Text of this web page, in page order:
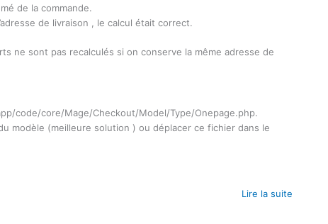
de la commande.
de livraison , le calcul était correct.
ne sont pas recalculés si on conserve la même adresse de
code/core/Mage/Checkout/Model/Type/Onepage.php.
modèle (meilleure solution ) ou déplacer ce fichier dans le
Lire la suite